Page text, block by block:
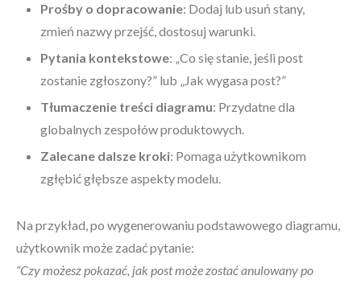
Prośby o dopracowanie: Dodaj lub usuń stany,
zmień nazwy przejść, dostosuj warunki.
Pytania kontekstowe: „Co się stanie, jeśli post
zostanie zgłoszony?” lub „Jak wygasa post?”
Tłumaczenie treści diagramu: Przydatne dla
globalnych zespołów produktowych.
Zalecane dalsze kroki: Pomaga użytkownikom
zgłębić głębsze aspekty modelu.
Na przykład, po wygenerowaniu podstawowego diagramu,
użytkownik może zadać pytanie:
“Czy możesz pokazać, jak post może zostać anulowany po